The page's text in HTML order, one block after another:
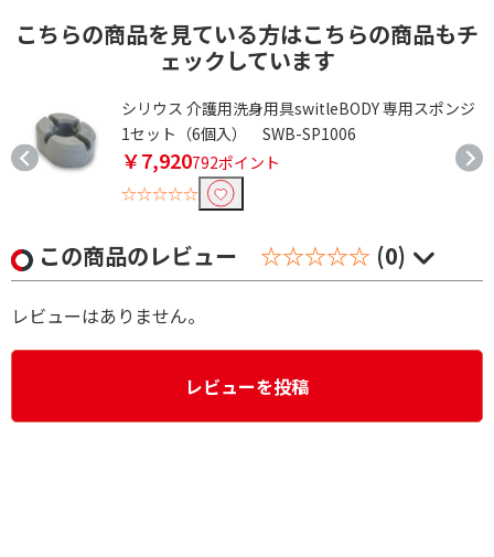
こちらの商品を見ている方はこちらの商品もチ
ェックしています
シリウス 介護用洗身用具switleBODY 専用スポンジ
1セット（6個入） SWB-SP1006
￥7,920792ポイント
☆☆☆☆☆
この商品のレビュー ☆☆☆☆☆ (0)
レビューはありません。
レビューを投稿